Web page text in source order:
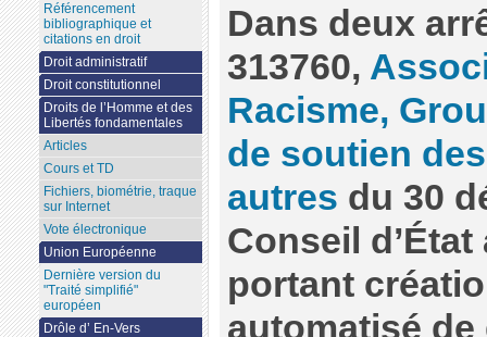
Dans deux
313760,
Racisme,
de soutien
autres du 30
Conseil
portant
automatisé de
Référencement
bibliographique et
citations en droit
Droit administratif
Droit constitutionnel
Droits de l’Homme et des
Libertés fondamentales
Articles
Cours et TD
Fichiers, biométrie, traque
sur Internet
Vote électronique
Union Européenne
Dernière version du
"Traité simplifié"
européen
Drôle d’ En-Vers